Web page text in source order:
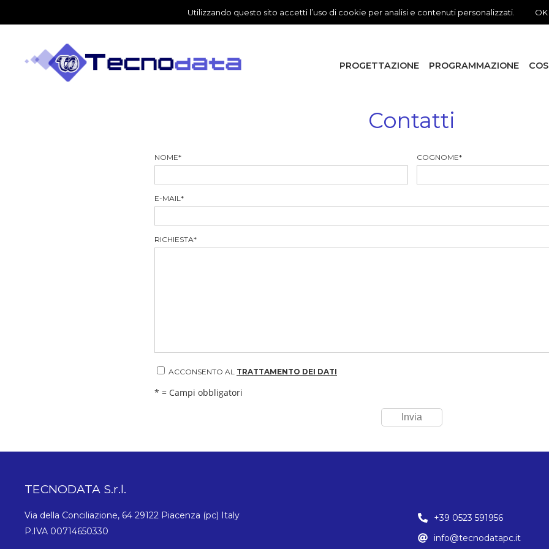
Utilizzando questo sito accetti l’uso di cookie per analisi e contenuti personalizzati. OK
PROGETTAZIONE PROGRAMMAZIONE
Contatti
NOME* COGNOME*
E-MAIL *
RICHIESTA*
ACCONSENTO AL TRATTAMENTO DEI DATI
* = Campi obbligatori
Invia
TECNODATA S.r.l.
Via della Conciliazione, 64 29122 Piacenza (pc) Italy
P.IVA 00714650330
+39 0523 591956
info@tecnodatapc.it